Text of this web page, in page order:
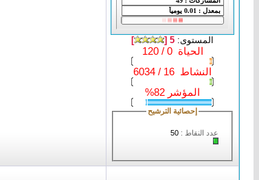
المستوى: 5 [
]
الحياة 0 / 120
النشاط 16 / 6034
المؤشر 82%
إحصائية الترشيح
عدد النقاط :50